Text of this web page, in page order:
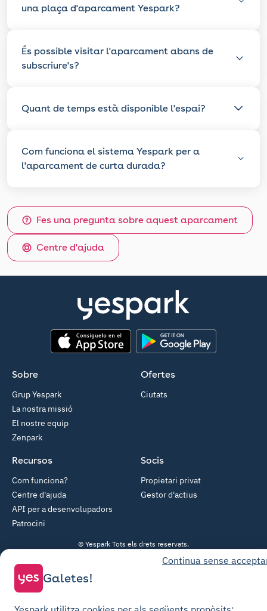
una plaça d'aparcament Yespark?
És possible visitar l'aparcament abans de
subscriure's?
Quant de temps està disponible l'espai?
Com funciona el sistema Yespark per a
l'aparcament de curta durada?
Fes una pregunta sobre aquest aparcament
Centre d'ajuda
Sobre
Grup Yespark
La nostra missió
El nostre equip
Zenpark
Ofertes
Ciutats
Socis
Propietari privat
Gestor d'actius
Recursos
Com funciona?
Centre d'ajuda
API per a desenvolupadors
Patrocini
© Yespark Tots els drets reservats.
Condicions generals d'ús
Continua sense
Galetes!